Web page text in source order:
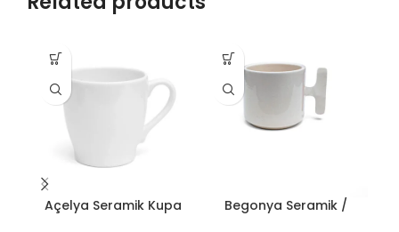
Açelya Seramik Kupa
Begonya Seramik /